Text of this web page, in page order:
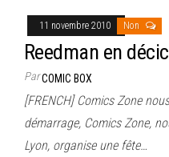
11 novembre 2010 Non
Reedman en
ParCOMIC BOX
[FRENCH] Comics Zone
démarrage, Comics Zone,
Lyon, organise une fête…